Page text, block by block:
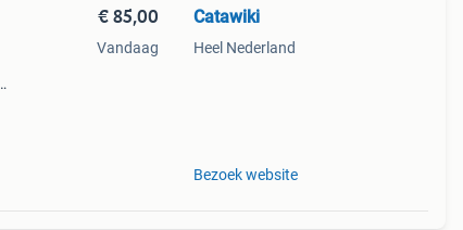
€ 85,00
Vandaag
Catawiki
Heel Nederland
Bezoek website